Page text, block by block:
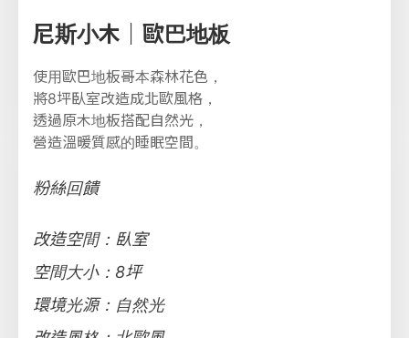
尼斯小木｜歐巴地板
使用歐巴地板哥本森林花色，
將8坪臥室改造成北歐風格，
透過原木地板搭配自然光，
營造溫暖質感的睡眠空間。
粉絲回饋
改造空間：臥室
空間大小：8坪
環境光源：自然光